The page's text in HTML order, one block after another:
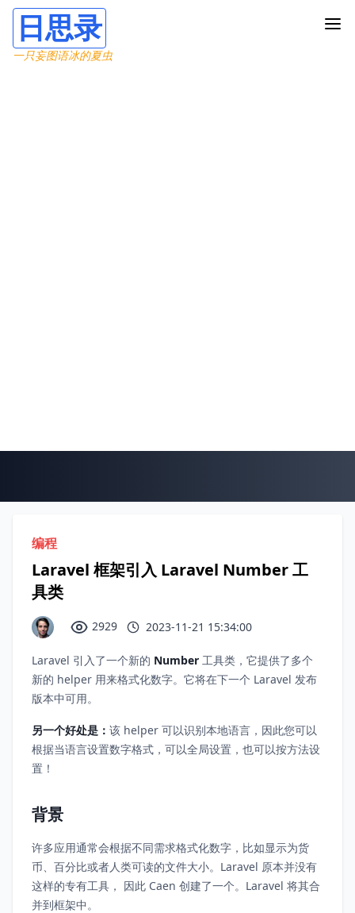
日思录
一只妄图语冰的夏虫
编程
Laravel 框架引入 Laravel Number 工
具类
2929 2023-11-21 15:34:00
Laravel 引入了一个新的 Number 工具类，它提供了多个
新的 helper 用来格式化数字。它将在下一个 Laravel 发布
版本中可用。
另一个好处是： 该 helper 可以识别本地语言，因此您可以
根据当语言设置数字格式，可以全局设置，也可以按方法设
置！
背景
许多应用通常会根据不同需求格式化数字，比如显示为货
币、百分比或者人类可读的文件大小。Laravel 原本并没有
这样的专有工具， 因此 Caen 创建了一个。Laravel 将其合
并到框架中。